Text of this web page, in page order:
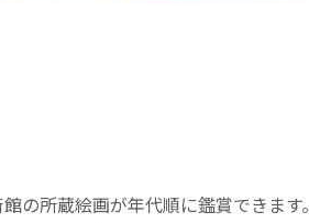
の所蔵絵画が年代順に鑑賞できます。